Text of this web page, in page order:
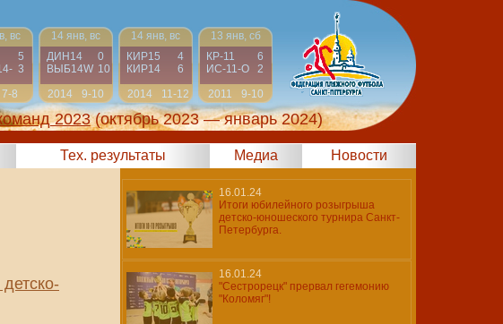
вс
5
3
7-8
14 янв, вс
ДИН14
0
ВЫБ14W 10
2014
9-10
14 янв, вс
КИР15
4
КИР14
6
2014
11-12
13 янв, сб
КР-11
6
ИС-11-О
2
2011
9-10
2023 (октябрь 2023 — январь 2024)
Тех. результаты Медиа Новости
16.01.24
Итоги юбилейного розыгрыша
детско-юношеского турнира Санкт-
Петербурга.
16.01.24
"Сестрорецк" прервал гегемонию
"Коломяг"!